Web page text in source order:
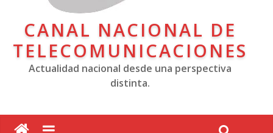
CANAL NACIONAL DE
TELECOMUNICACIONES
Actualidad nacional desde una perspectiva
distinta.